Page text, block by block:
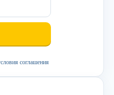
соглашения